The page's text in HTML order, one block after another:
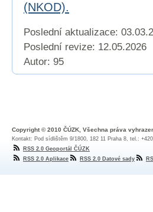
(NKOD).
Poslední aktualizace:
Poslední revize: 12.05.2026
Autor: 95
Copyright © 2010 ČÚZK, Všechna práva
Kontakt: Pod sídlištěm 9/1800, 182 11 Praha 8, tel.:
RSS 2.0 Geoportál ČÚZK
RSS 2.0 Aplikace
RSS 2.0 Datové sady